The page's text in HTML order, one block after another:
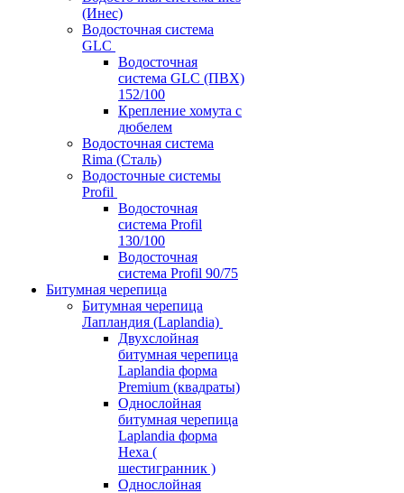
(Инес)
Водосточная система
GLC
Водосточная
система GLC (ПВХ)
152/100
Крепление хомута с
дюбелем
Водосточная система
Rima (Сталь)
Водосточные системы
Profil
Водосточная
система Profil
130/100
Водосточная
система Profil 90/75
Битумная черепица
Битумная черепица
Лапландия (Laplandia)
Двухслойная
битумная черепица
Laplandia форма
Premium (квадраты)
Однослойная
битумная черепица
Laplandia форма
Hexa (
шестигранник )
Однослойная